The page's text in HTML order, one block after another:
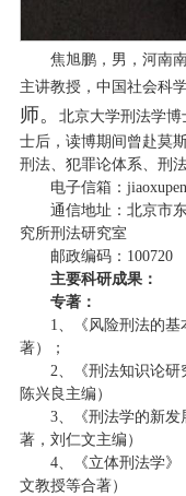
焦旭鹏，男，河南
主讲教授，中国社会科
师。
北京大学刑法学
士后，读博期间曾赴莫
刑法、犯罪论体系、刑法
电子信箱：
通信地址：北京市
究所刑法研究室
邮政编码：100720
主要科研成果：
专著：
1、《风险刑法的基
著）；
2、《刑法知识论研
陈兴良主编）
3、《刑法学的新发
著，刘仁文主编）
4、《立体刑法学》
文教授等合著）